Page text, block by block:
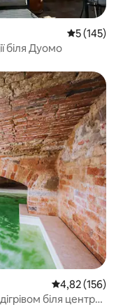
Середня
5 (145)
біля Дуомо
Середня
4,82 (156)
біля центру